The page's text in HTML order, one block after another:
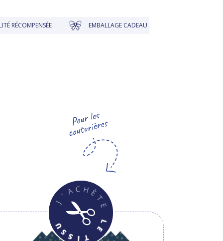
EMBALLAGE CADEAU À PRIX DOUX